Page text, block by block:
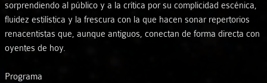
sorprendiendo al público y a la crítica por su complicidad escénica,
fluidez estilística y la frescura con la que hacen sonar repertorios
renacentistas que, aunque antiguos, conectan de forma directa con
oyentes de hoy.
Programa